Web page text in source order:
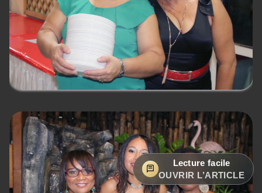
Lecture facile
OUVRIR L’ARTICLE